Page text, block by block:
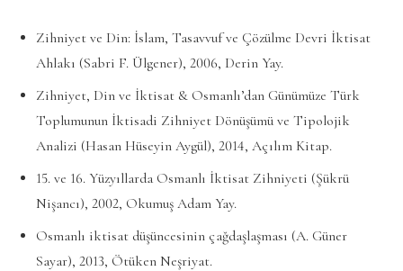
Zihniyet ve Din: İslam, Tasavvuf ve Çözülme Devri İktisat
Ahlakı (Sabri F. Ülgener), 2006, Derin Yay.
Zihniyet, Din ve İktisat & Osmanlı’dan Günümüze Türk
Toplumunun İktisadi Zihniyet Dönüşümü ve Tipolojik
Analizi (Hasan Hüseyin Aygül), 2014, Açılım Kitap.
15. ve 16. Yüzyıllarda Osmanlı İktisat Zihniyeti (Şükrü
Nişancı), 2002, Okumuş Adam Yay.
Osmanlı iktisat düşüncesinin çağdaşlaşması (A. Güner
Sayar), 2013, Ötüken Neşriyat.